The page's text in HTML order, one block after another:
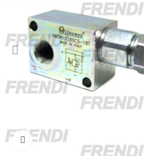
Click para agrandar